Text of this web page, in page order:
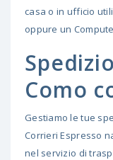
casa o in ufficio
oppure un
Como
Gestiamo le tue
Corrieri Espresso
nel servizio di